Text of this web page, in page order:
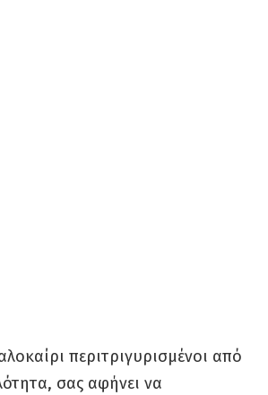
περιτριγυρισμένοι από
σας αφήνει να